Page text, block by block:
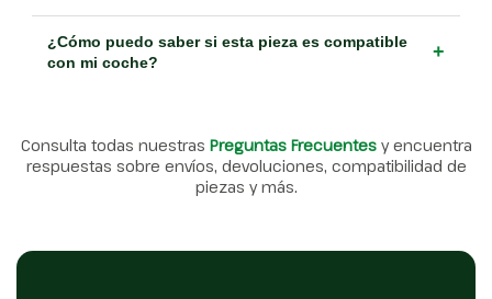
¿Cómo puedo saber si esta pieza es compatible
con mi coche?
+
Consulta todas nuestras Preguntas Frecuentes y encuentra
respuestas sobre envíos, devoluciones, compatibilidad de
piezas y más.